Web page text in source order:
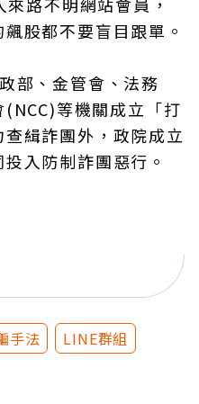
股都不要盲目跟單。
部、金管會、法務
等機關成立「打
緝詐團外，政院成立
入防制詐團惡行。
手法
LINE群組